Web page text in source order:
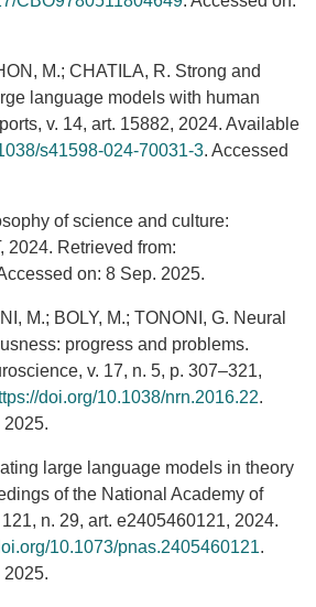
M.; CHATILA, R. Strong and
language models with human
v. 14, art. 15882, 2024. Available
s41598-024-70031-3. Accessed
of science and culture:
2024. Retrieved from:
on: 8 Sep. 2025.
M.; BOLY, M.; TONONI, G. Neural
progress and problems.
v. 17, n. 5, p. 307–321,
doi.org/10.1038/nrn.2016.22.
2025.
large language models in theory
of the National Academy of
n. 29, art. e2405460121, 2024.
10.1073/pnas.2405460121.
2025.